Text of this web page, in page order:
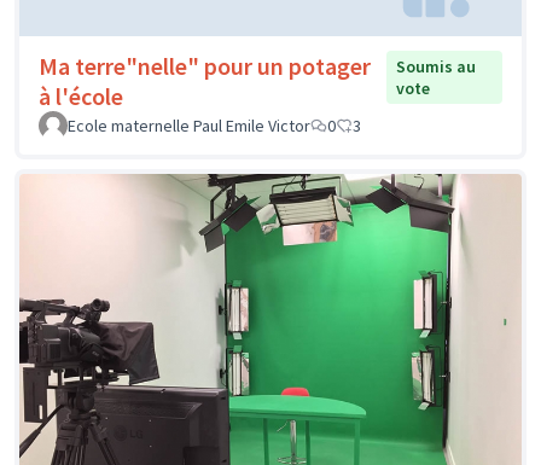
Ma terre"nelle" pour un potager
à l'école
Soumis au
vote
Ecole maternelle Paul Emile Victor
0 3